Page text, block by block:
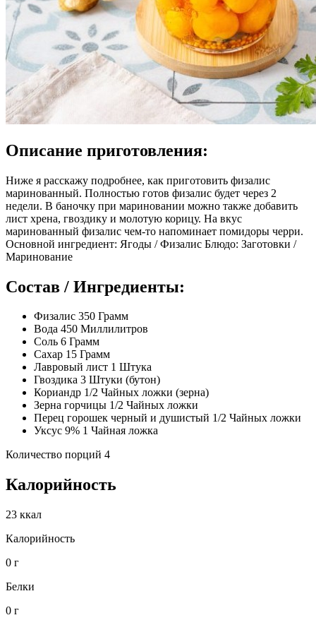
Описание приготовления:
Ниже я расскажу подробнее, как приготовить физалис
маринованный. Полностью готов физалис будет через 2
недели. В баночку при мариновании можно также добавить
лист хрена, гвоздику и молотую корицу. На вкус
маринованный физалис чем-то напоминает помидоры черри.
Основной ингредиент: Ягоды / Физалис Блюдо: Заготовки /
Маринование
Состав / Ингредиенты:
Физалис 350 Грамм
Вода 450 Миллилитров
Соль 6 Грамм
Сахар 15 Грамм
Лавровый лист 1 Штука
Гвоздика 3 Штуки (бутон)
Кориандр 1/2 Чайных ложки (зерна)
Зерна горчицы 1/2 Чайных ложки
Перец горошек черный и душистый 1/2 Чайных ложки
Уксус 9% 1 Чайная ложка
Количество порций 4
Калорийность
23 ккал
Калорийность
0 г
Белки
0 г